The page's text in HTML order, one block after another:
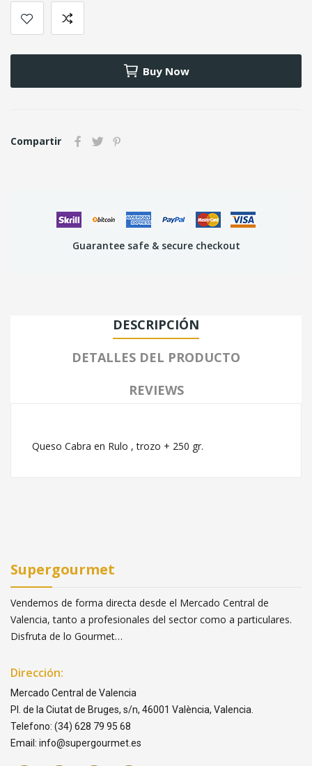
Buy Now
Compartir
Guarantee safe & secure checkout
DESCRIPCIÓN
DETALLES DEL PRODUCTO
REVIEWS
Queso Cabra en Rulo , trozo + 250 gr.
Supergourmet
Vendemos de forma directa desde el Mercado Central de
Valencia, tanto a profesionales del sector como a particulares.
Disfruta de lo Gourmet…
Dirección:
Mercado Central de Valencia
Pl. de la Ciutat de Bruges, s/n, 46001 València, Valencia.
Telefono: (34) 628 79 95 68
Email: info@supergourmet.es